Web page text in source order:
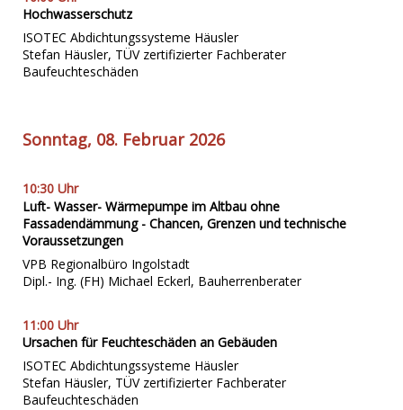
Hochwasserschutz
ISOTEC Abdichtungssysteme Häusler
Stefan Häusler, TÜV zertifizierter Fachberater
Baufeuchteschäden
Sonntag, 08. Februar 2026
10:30 Uhr
Luft- Wasser- Wärmepumpe im Altbau ohne
Fassadendämmung - Chancen, Grenzen und technische
Voraussetzungen
VPB Regionalbüro Ingolstadt
Dipl.- Ing. (FH) Michael Eckerl, Bauherrenberater
11:00 Uhr
Ursachen für Feuchteschäden an Gebäuden
ISOTEC Abdichtungssysteme Häusler
Stefan Häusler, TÜV zertifizierter Fachberater
Baufeuchteschäden